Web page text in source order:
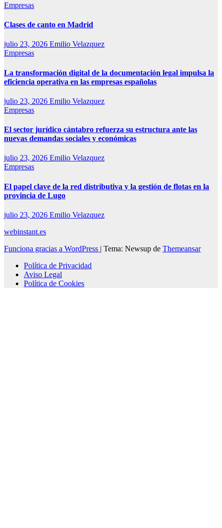
Empresas
Clases de canto en Madrid
julio 23, 2026 Emilio Velazquez
Empresas
La transformación digital de la documentación legal impulsa la
eficiencia operativa en las empresas españolas
julio 23, 2026 Emilio Velazquez
Empresas
El sector jurídico cántabro refuerza su estructura ante las
nuevas demandas sociales y económicas
julio 23, 2026 Emilio Velazquez
Empresas
El papel clave de la red distributiva y la gestión de flotas en la
provincia de Lugo
julio 23, 2026 Emilio Velazquez
webinstant.es
Funciona gracias a WordPress | Tema: Newsup de Themeansar
Política de Privacidad
Aviso Legal
Política de Cookies